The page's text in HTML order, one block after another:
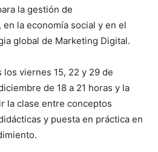
la gestión de
la economía social y en el
global de Marketing Digital.
viernes 15, 22 y 29 de
de 18 a 21 horas y la
la clase entre conceptos
y puesta en práctica en